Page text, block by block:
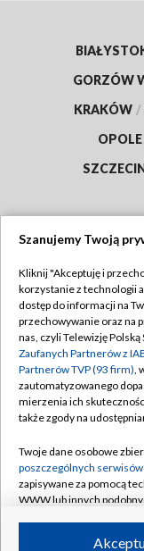
GORZÓW
KRAKÓW /
OPOLE
Abonament TVP
Emisja w TVP
Centrum
Naziemna
Rada Programowa
System NOS
Informacje o
Szanujemy Twoją
Kliknij "Akceptuję i
korzystanie z technologii
dostęp do informacji na
przechowywanie oraz na
nas, czyli Telewizję Polską
Zaufanych Partnerów z
Partnerów TVP (93 firm),
zautomatyzowanego
mierzenia ich
także zgody na
Twoje dane osobowe
poszczególnych serwisów
zapisywane za pomocą
WWW lub innych
ruchu w Internecie.